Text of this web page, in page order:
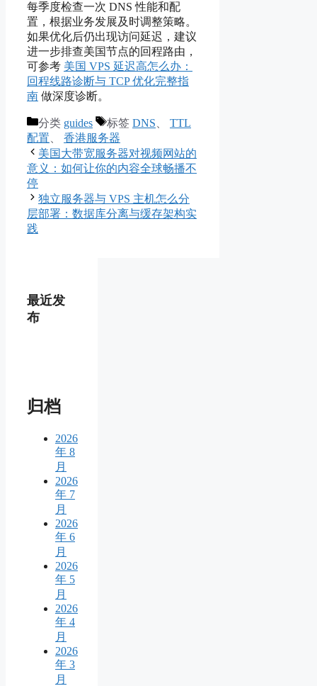
每季度检查一次 DNS 性能和配
置，根据业务发展及时调整策略。
如果优化后仍出现访问延迟，建议
进一步排查美国节点的回程路由，
可参考 美国 VPS 延迟高怎么办：
回程线路诊断与 TCP 优化完整指
南 做深度诊断。
分类 guides 标签 DNS
TTL
配置
香港服务器
美国大带宽服务器对视频网站的
意义：如何让你的内容全球畅播不
停
独立服务器与 VPS 主机怎么分
层部署：数据库分离与缓存架构实
践
最近发
布
归档
2026
年 8
月
2026
年 7
月
2026
年 6
月
2026
年 5
月
2026
年 4
月
2026
年 3
月